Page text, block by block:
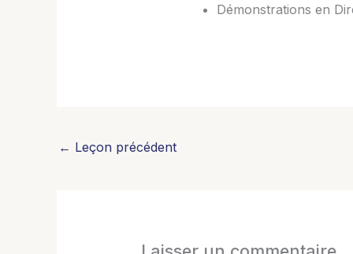
Démonstrations en
← Leçon précédent